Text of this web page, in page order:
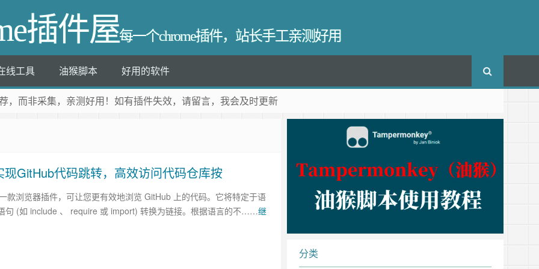
插件屋每一个chrome插件，站长手工亲测好用
线工具 油猴脚本 好用的软件
，而非采集，亲测好用！如有插件失效，请留言，我会及时更新
GitHub代码跳转，高效访问代码仓库按
款浏览器插件，可让您更有效地浏览 GitHub 上的代码。它将特定于语
句 (如 include 、 require 或 import) 转换为链接。根据语言的不……继
分类